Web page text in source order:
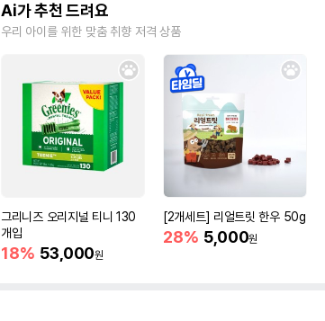
Ai가 추천 드려요
우리 아이를 위한 맞춤 취향 저격 상품
그리니즈 오리지널 티니 130
개입
18% 53,000원
[2개세트] 리얼트릿 한우 50g
28% 5,000원